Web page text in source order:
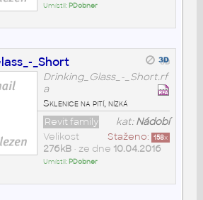
Umístil: PDobner
_Short
Drinking_Glass_-_Short.rf
a
Sklenice na pití, nízká
kat:Nádobí
Revit family
Staženo: 158x
Velikost
276kB• ze dne 10.04.2016
Umístil: PDobner